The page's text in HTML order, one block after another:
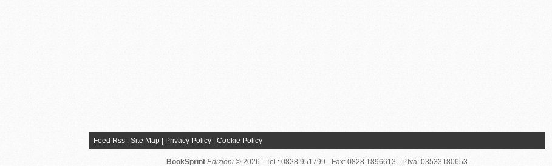
Feed Rss Site Map Privacy Policy Cookie Policy
BookSprint Edizioni © 2026 - Tel.: 0828 951799 - Fax: 0828 1896613 - P.Iva: 03533180653